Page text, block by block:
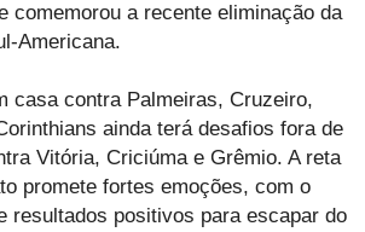
comemorou a recente eliminação da
Americana.
casa contra Palmeiras, Cruzeiro,
ainda terá desafios fora de
Vitória, Criciúma e Grêmio. A reta
promete fortes emoções, com o
resultados positivos para escapar do